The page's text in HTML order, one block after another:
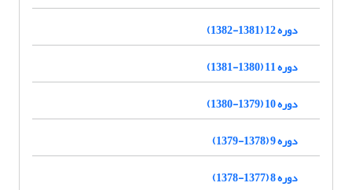
دوره 12 (1381-1382)
دوره 11 (1380-1381)
دوره 10 (1379-1380)
دوره 9 (1378-1379)
دوره 8 (1377-1378)